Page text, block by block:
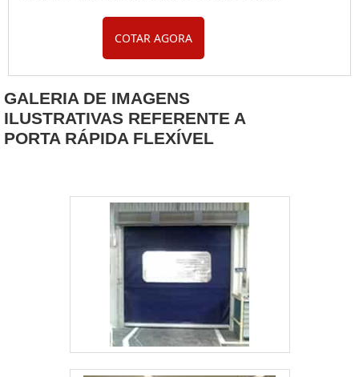
de remoção da porta que está no local, o que evita
quebra de alvenaria. Além disso, a fabricação é
necessidade de cada projeto. Tipos de porta
antirruído para apartamento A porta antirruído isola
COTAR AGORA
GALERIA DE IMAGENS
ILUSTRATIVAS REFERENTE A
PORTA RÁPIDA FLEXÍVEL